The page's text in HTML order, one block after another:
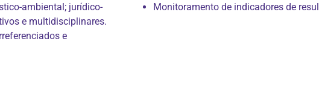
ambiental; jurídico-
e multidisciplinares.
e
Monitoramento de indicadores de